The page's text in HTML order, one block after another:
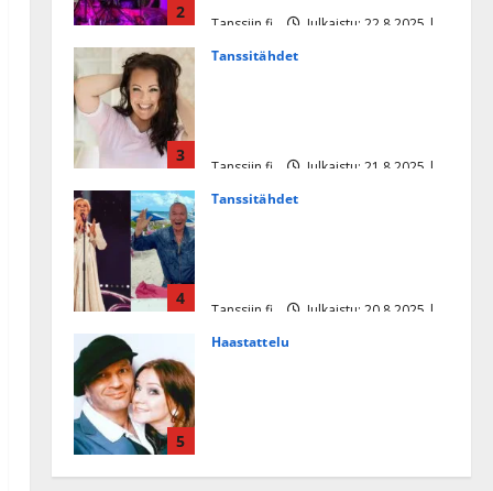
2
Tanssiin.fi
Julkaistu: 22.8.2025 |
3
Tanssitähdet
Tanssiin.fi
Julkaistu: 21.8.2025 |
4
Tanssitähdet
Tanssiin.fi
Julkaistu: 20.8.2025 |
5
Haastattelu
Tanssiin.fi
Julkaistu: 27.4.2025 |